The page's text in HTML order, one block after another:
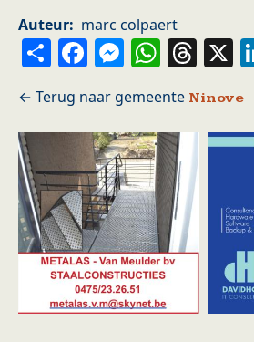
Auteur
marc colpaert
ShareFacebook
Ninove